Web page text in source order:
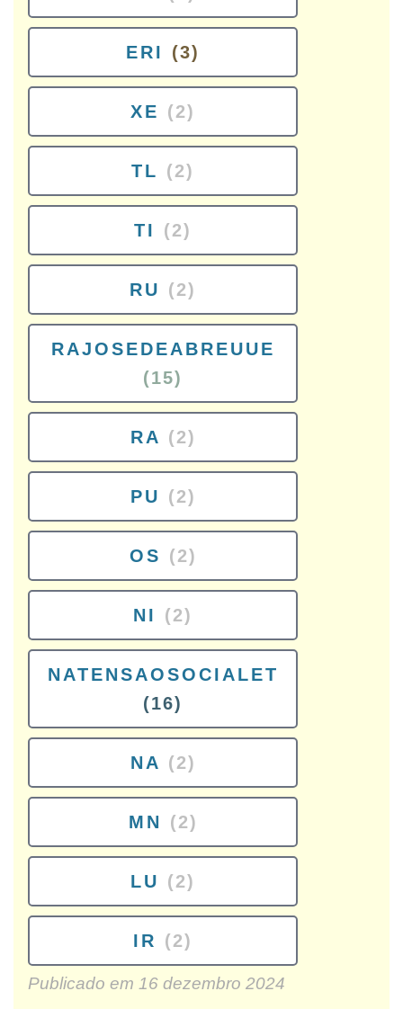
ERI (3)
XE (2)
TL (2)
TI (2)
RU (2)
RAJOSEDEABREUUE
(15)
RA (2)
PU (2)
OS (2)
NI (2)
NATENSAOSOCIALET
(16)
NA (2)
MN (2)
LU (2)
IR (2)
Publicado em 16 dezembro 2024